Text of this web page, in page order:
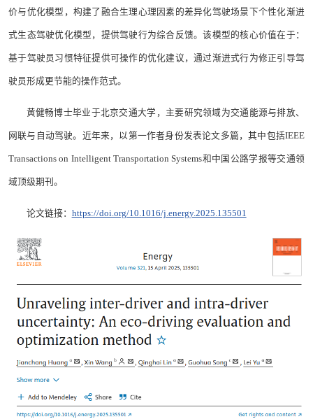
价与优化模型，构建了融合生理心理因素的差异化驾驶场景下个性化渐进
式生态驾驶优化模型，提供驾驶行为综合反馈。该模型的核心价值在于：
基于驾驶员习惯特征提供可操作的优化建议，通过渐进式行为修正引导驾
驶员形成更节能的操作范式。
黄健畅博士毕业于北京交通大学，主要研究领域为交通能源与排放、
网联与自动驾驶。近年来，以第一作者身份发表论文多篇，其中包括IEEE
Transactions on Intelligent Transportation Systems和中国公路学报等交通领
域顶级期刊。
论文链接： https://doi.org/10.1016/j.energy.2025.135501